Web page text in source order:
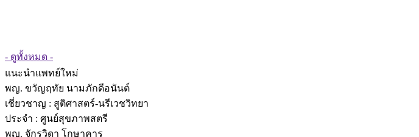
- ดูทั้งหมด -
แนะนำแพทย์ใหม่
พญ. ขวัญฤทัย นามภักดีอนันต์
เชี่ยวชาญ : สูติศาสตร์-นรีเวชวิทยา
ประจำ : ศูนย์สุขภาพสตรี
พญ. จักรวิดา โกษาคาร